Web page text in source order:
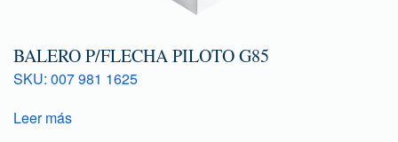
BALERO P/FLECHA PILOTO G85
SKU: 007 981 1625
Leer más